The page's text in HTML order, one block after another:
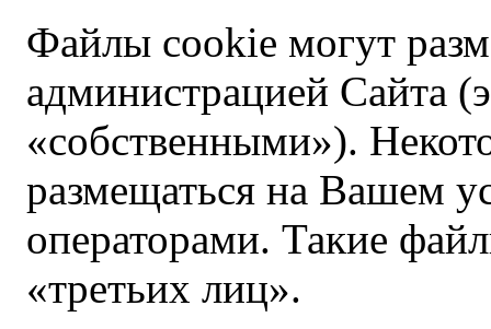
Файлы cookie могут
администрацией Сайта
«собственными»).
размещаться на Вашем
операторами. Такие
«третьих лиц».